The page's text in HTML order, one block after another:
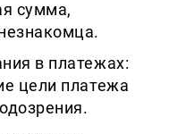
сумма,
в платежах:
цели платежа